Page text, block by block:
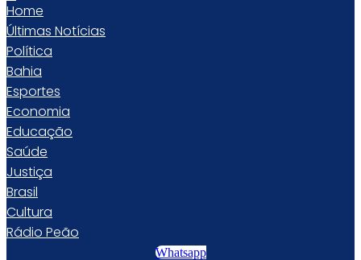
Home
Últimas Notícias
Política
Bahia
Esportes
Economia
Educação
Saúde
Justiça
Brasil
Cultura
Rádio Peão
Whatsapp